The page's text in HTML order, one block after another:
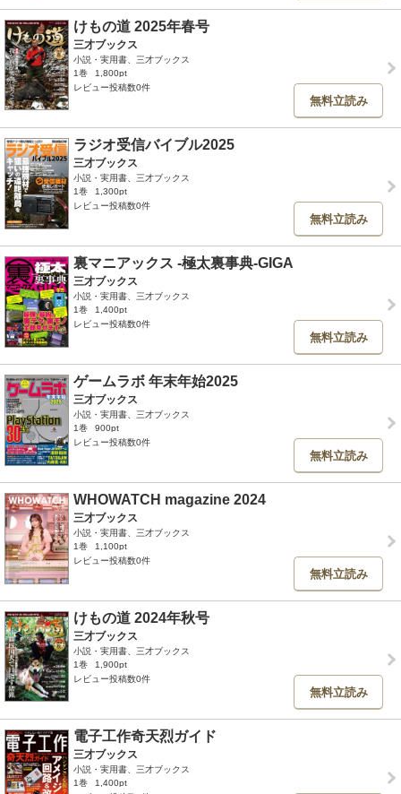
けもの道 2025年春号
三才ブックス
小説・実用書、三才ブックス
1巻
1,800pt
レビュー投稿数0件
無料立読み
ラジオ受信バイブル2025
三才ブックス
小説・実用書、三才ブックス
1巻
1,300pt
レビュー投稿数0件
無料立読み
裏マニアックス -極太裏事典-GIGA
三才ブックス
小説・実用書、三才ブックス
1巻
1,400pt
レビュー投稿数0件
無料立読み
ゲームラボ 年末年始2025
三才ブックス
小説・実用書、三才ブックス
1巻
900pt
レビュー投稿数0件
無料立読み
WHOWATCH magazine 2024
三才ブックス
小説・実用書、三才ブックス
1巻
1,100pt
レビュー投稿数0件
無料立読み
けもの道 2024年秋号
三才ブックス
小説・実用書、三才ブックス
1巻
1,900pt
レビュー投稿数0件
無料立読み
電子工作奇天烈ガイド
三才ブックス
小説・実用書、三才ブックス
1巻
1,400pt